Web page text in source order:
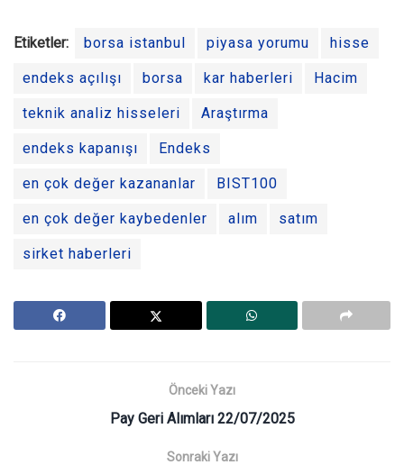
Etiketler: borsa istanbul piyasa yorumu hisse
endeks açılışı borsa kar haberleri Hacim
teknik analiz hisseleri Araştırma
endeks kapanışı Endeks
en çok değer kazananlar BIST100
en çok değer kaybedenler alım satım
sirket haberleri
Önceki Yazı
Pay Geri Alımları 22/07/2025
Sonraki Yazı